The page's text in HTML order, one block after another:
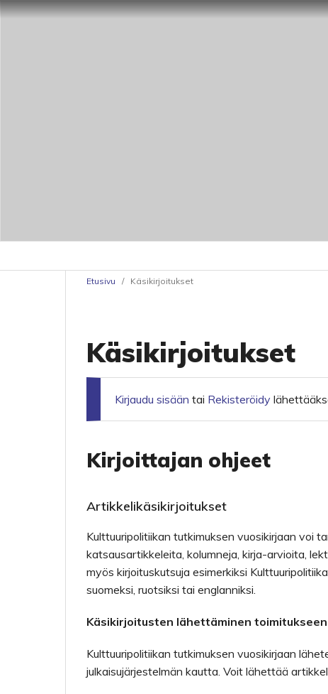
Etusivu / Käsikirjoitukset
Käsikirjoitukset
Kirjaudu sisään tai Rekisteröidy
Kirjoittajan ohjeet
Artikkelikäsikirjoitukset
Kulttuuripolitiikan tutkimuksen vuosikirjaan voi
katsausartikkeleita, kolumneja, kirja-arvioita,
myös kirjoituskutsuja esimerkiksi
suomeksi, ruotsiksi tai englanniksi.
Käsikirjoitusten lähettäminen toimitukseen
Kulttuuripolitiikan tutkimuksen vuosikirjaan
julkaisujärjestelmän kautta. Voit lähettää